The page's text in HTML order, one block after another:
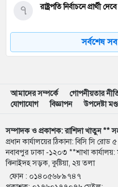
রাষ্ট্রপতি নির্বাচনে প্রার্থী
৭
বাবার নির্যাতন থেকে ৫০০
কিষাণ
রাশেদ খান
ইরান যুদ্ধ থেকে বের
জেনারেল ড্যান কেইন
১১
সর্বশেষ
আমাদের সম্পর্কে গোপনীয়তার
যোগাযোগ
বিজ্ঞাপন উপদেষ্টা
সম্পাদক ও প্রকাশক: রাশিদা খাতুন **
প্রধান কার্যালয়ের ঠিকানা: বিসি সি
নবাবপুর ঢাকা -১২০৩ **শাখা কার্যালয়:
ঝিনাইদহ সড়ক, কুষ্টিয়া, ২য় তলা
ফোন :